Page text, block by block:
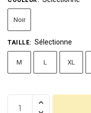
Noir
TAILLE: Sélectionne
M L XL